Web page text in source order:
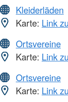
Kleiderläden
Karte: Link
Ortsvereine
Karte: Link
Ortsvereine
Karte: Link